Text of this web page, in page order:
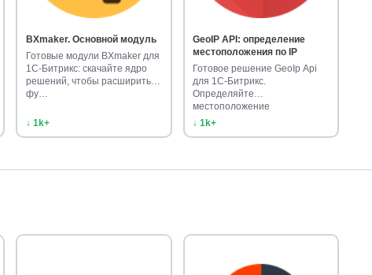
BXmaker. Основной модуль
Готовые модули BXmaker для
1С-Битрикс: скачайте ядро
решений, чтобы расширить
фу…
↓ 1k+
GeoIP API: определение
местоположения по IP
Готовое решение GeoIp Api
для 1С-Битрикс.
Определяйте
местоположение
посетителей…
↓ 1k+